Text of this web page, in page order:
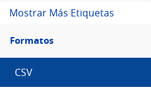
Mostrar Más Etiquetas
Filtro
Formatos
Formatos
CSV